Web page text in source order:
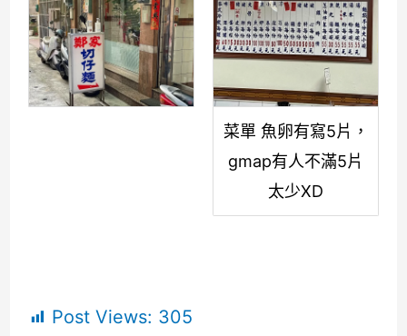
菜單 魚卵有寫5片，
gmap有人不滿5片
太少XD
Post Views: 305